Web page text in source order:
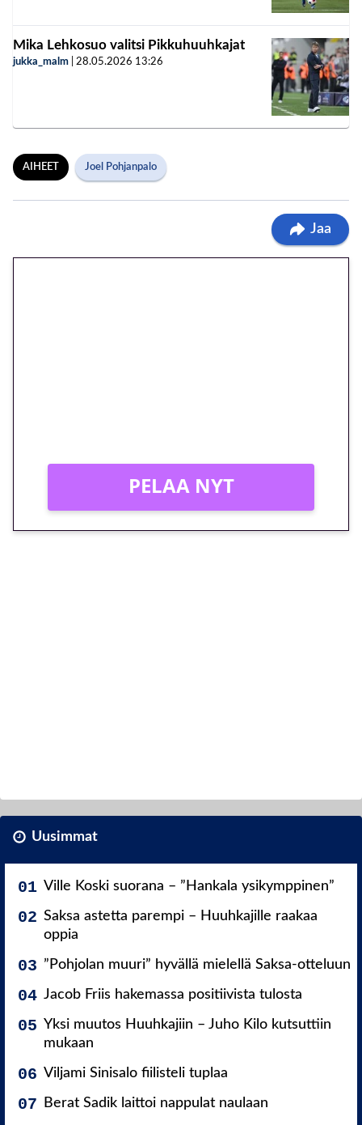
Mika Lehkosuo valitsi Pikkuhuuhkajat
jukka_malm 28.05.2026 13:26
AIHEET Joel Pohjanpalo
Jaa
PELAA NYT
Uusimmat
Ville Koski suorana – ”Hankala ysikymppinen”
Saksa astetta parempi – Huuhkajille raakaa
oppia
”Pohjolan muuri” hyvällä mielellä Saksa-otteluun
Jacob Friis hakemassa positiivista tulosta
Yksi muutos Huuhkajiin – Juho Kilo kutsuttiin
mukaan
Viljami Sinisalo fiilisteli tuplaa
Berat Sadik laittoi nappulat naulaan